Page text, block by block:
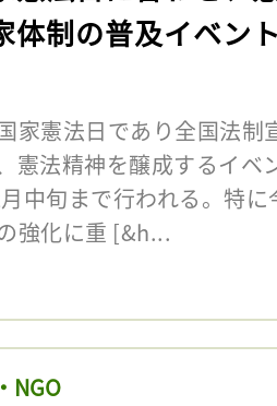
体制の普及イベン
家憲法日であり全国法制
憲法精神を醸成するイベ
中旬まで行われる。特
強化に重 [&h...
NGO